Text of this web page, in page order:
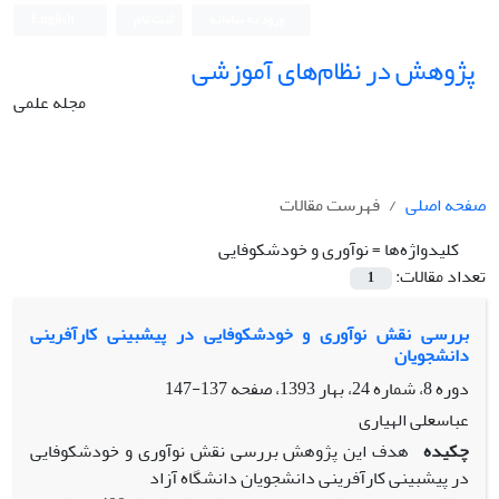
پژوهش در نظام‌های آموزشی
مجله علمی
صفحه اصلی
فهرست مقالات
کلیدواژه‌ها =نوآوری و خودشکوفایی
تعداد مقالات:
1
بررسی نقش نوآوری و خودشکوفایی در پیشبینی کارآفرینی
دانشجویان
دوره 8، شماره 24، بهار 1393، صفحه
137-147
عباسعلی الهیاری
چکیده هدف این پژوهش بررسی نقش نوآوری و خودشکوفایی
در پیشبینی کارآفرینی دانشجویان دانشگاه آزاد